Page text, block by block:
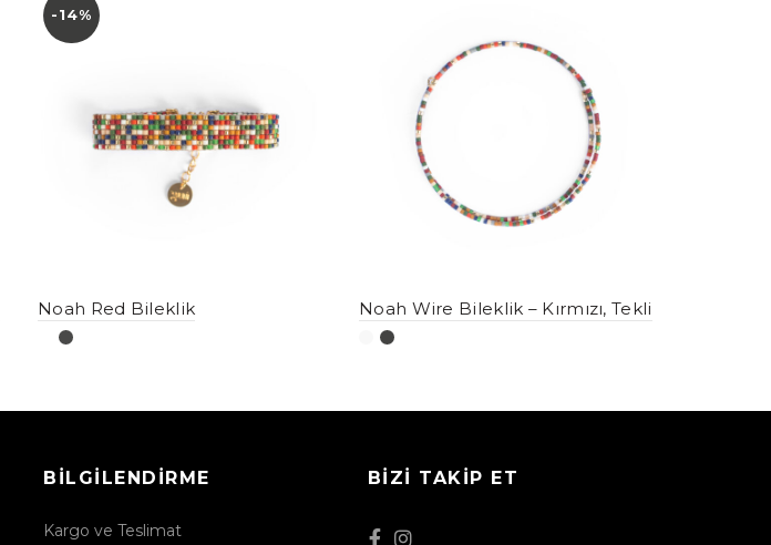
-14%
Noah Red Bileklik Noah Wire Bileklik – Kırmızı, Tekli
BILGILENDIRME
Kargo ve Teslimat
BIZI TAKIP ET